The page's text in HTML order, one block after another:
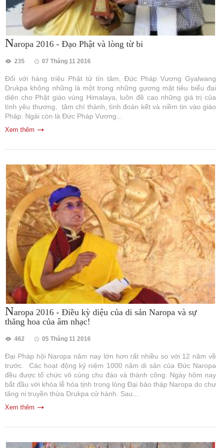
Naropa 2016 - Đạo Phật và lòng từ bi
235 07 Tháng 11 2016
Đối với hàng triệu Phật tử tín tâm, Đức Pháp Vương Gyalwang
Drukpa không những là một trong những gương mặt tiêu biểu đại
diện cho Phật giáo vùng Himalaya, luôn đề cao những giá trị của
tình yêu thương, tâm chí thành, tình đoàn kết và niềm tin vào giáo
Pháp. Ngài còn là Đức Pháp Vương...
Xem thêm
Naropa 2016 - Điều kỳ diệu của di sản Naropa và sự
thăng hoa của âm nhạc!
462 05 Tháng 11 2016
Đại Pháp hội Naropa năm nay lớn hơn rất nhiều so với 12 năm về
trước. Các hoạt động kỷ niệm 1000 năm di sản của Đức Naropa
đều được tổ chức vô cùng chu đáo và thành công. Ngày hôm nay
bắt đầu với khóa lễ hỏa tịnh trong lòng Đại bảo tháp Naropa do chư
tăng ni truyền thừa Drukpa cử hành. Sau...
Xem thêm